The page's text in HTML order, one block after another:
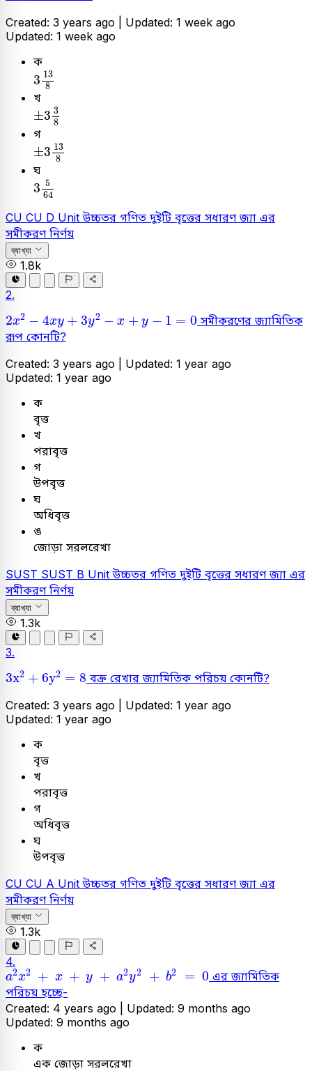
Created: 3 years ago | Updated: 1 week ago
Updated: 1 week ago
ক
3 13
8
3 13
খ
±3 3
8
± 3 3
গ
±3 13
8
± 3 13
ঘ
3 5
64
3 5
CU CU D Unitউচ্চতর গণিত দুইটি বৃত্তের সধারণ জ্যা এর
সমীকরণ নির্ণয়
ব্যাখ্যা
1.8k
2.
2x2 − 4xy + 3y2 − x + y − 1 = 0
2 x2 4x 3 y2 - 1
সমীকরণের জ্যামিতিক
রূপ কোনটি?
Created: 3 years ago | Updated: 1 year ago
Updated: 1 year ago
ক
বৃত্ত
খ
পরাবৃত্ত
গ
উপবৃত্ত
ঘ
অধিবৃত্ত
ঙ
জোড়া সরলরেখা
SUST SUST B Unitউচ্চতর গণিত দুইটি বৃত্তের সধারণ জ্যা এর
সমীকরণ নির্ণয়
ব্যাখ্যা
1.3k
3.
3x2 + 6y2 = 8
3 x2 + 6 y2 8 বক্র রেখার জ্যামিতিক পরিচয় কোনটি?
Created: 3 years ago | Updated: 1 year ago
Updated: 1 year ago
ক
বৃত্ত
খ
পরাবৃত্ত
গ
অধিবৃত্ত
ঘ
উপবৃত্ত
CU CU A Unitউচ্চতর গণিত দুইটি বৃত্তের সধারণ জ্যা এর
সমীকরণ নির্ণয়
ব্যাখ্যা
1.3k
4.
a2x2 + x + y + a2y2 + b2 = 0
a2 x + y 2 2
এর জ্যামিতিক
পরিচয় হচ্ছে-
Created: 4 years ago | Updated: 9 months ago
Updated: 9 months ago
ক
এক জোড়া সরলরেখা